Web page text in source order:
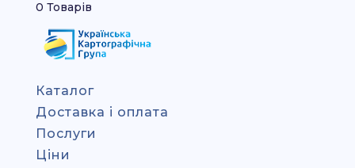
0 Товарів
Каталог
Доставка і оплата
Послуги
Ціни